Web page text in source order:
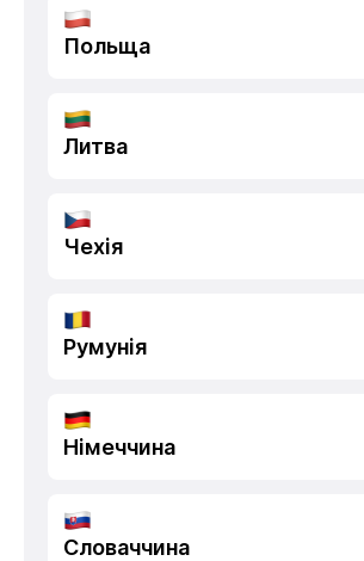
Польща
Литва
Чехія
Румунія
Німеччина
Словаччина